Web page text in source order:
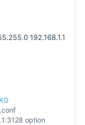
192.168.1.1
option